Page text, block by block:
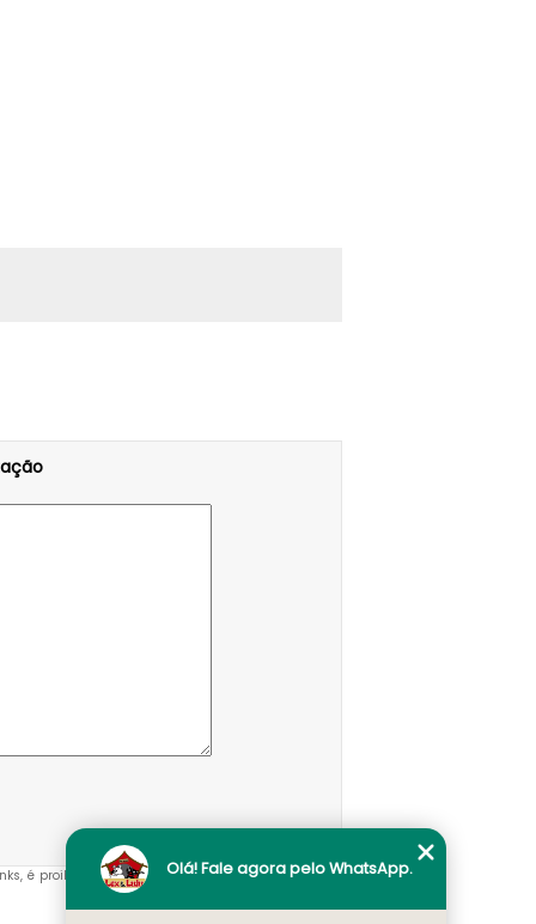
é proibida sem a autorização do autor. Crime de
Olá! Fale agora pelo WhatsApp.